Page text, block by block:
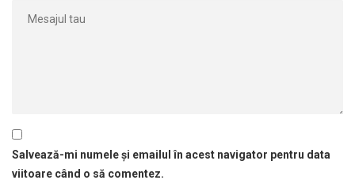
Salvează-mi numele și emailul în acest navigator pentru data
viitoare când o să comentez.